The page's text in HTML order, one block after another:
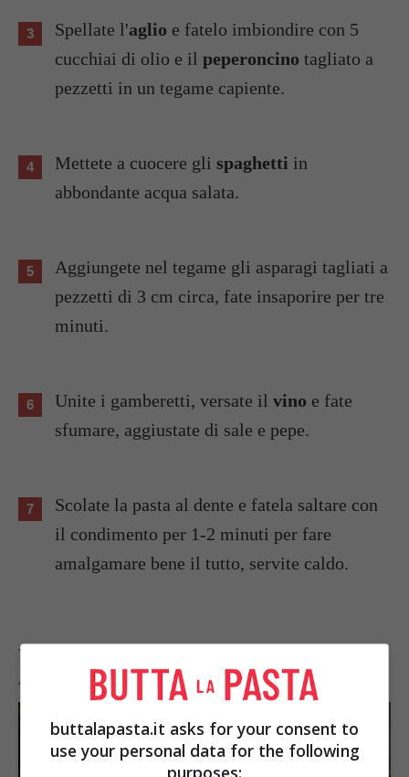
Spellate l'aglio e fatelo imbiondire con 5
cucchiai di olio e il peperoncino tagliato a
pezzetti in un tegame capiente.
Mettete a cuocere gli spaghetti in
abbondante acqua salata.
Aggiungete nel tegame gli asparagi tagliati a
pezzetti di 3 cm circa, fate insaporire per tre
minuti.
Unite i gamberetti, versate il vino e fate
sfumare, aggiustate di sale e pepe.
Scolate la pasta al dente e fatela saltare con
il condimento per 1-2 minuti per fare
amalgamare bene il tutto, servite caldo.
TI POTREBBERO INTERESSARE
ANCHE:
buttalapasta.it asks for your consent to
use your personal data for the following
purposes: